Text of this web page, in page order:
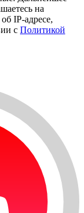
на
IP-адресе,
с Политикой